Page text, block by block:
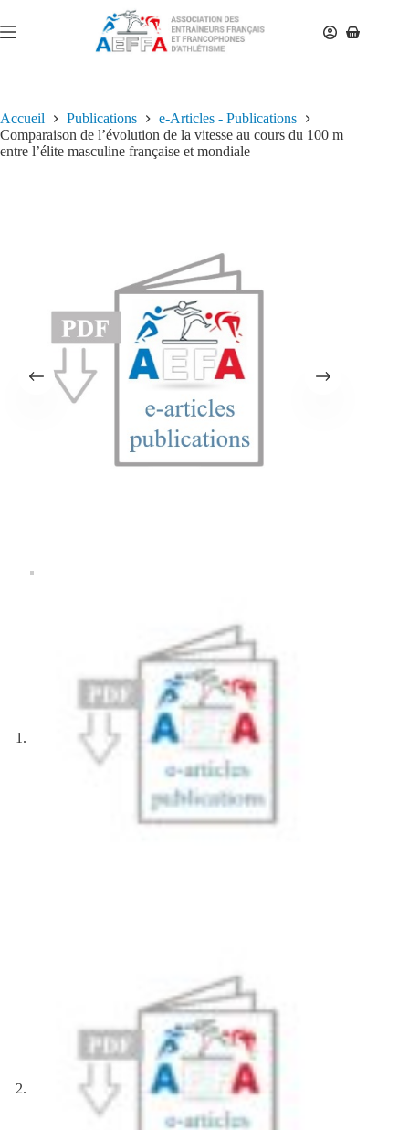
Accueil Publications
e-Articles - Publications
Comparaison de l’évolution de la vitesse au cours du 100 m
entre l’élite masculine française et mondiale